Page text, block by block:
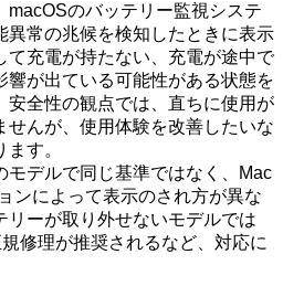
macOSのバッテリー監視システ
異常の兆候を検知したときに表示
て充電が持たない、充電が途中で
響が出ている可能性がある状態を
安全性の観点では、直ちに使用が
せんが、使用体験を改善したいな
す。
モデルで同じ基準ではなく、Mac
ンによって表示のされ方が異な
リーが取り外せないモデルでは
修理が推奨されるなど、対応に